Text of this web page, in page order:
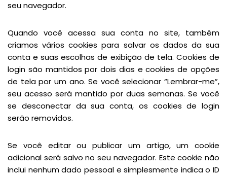
seu navegador.
Quando você acessa sua conta no site, também
criamos vários cookies para salvar os dados da sua
conta e suas escolhas de exibição de tela. Cookies de
login são mantidos por dois dias e cookies de opções
de tela por um ano. Se você selecionar “Lembrar-me”,
seu acesso será mantido por duas semanas. Se você
se desconectar da sua conta, os cookies de login
serão removidos.
Se você editar ou publicar um artigo, um cookie
adicional será salvo no seu navegador. Este cookie não
inclui nenhum dado pessoal e simplesmente indica o ID